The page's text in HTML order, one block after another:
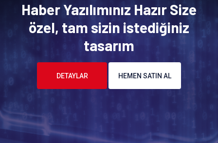
Haber Yazılımınız Hazır Size
özel, tam sizin istediğiniz
tasarım
DETAYLAR HEMEN SATIN AL